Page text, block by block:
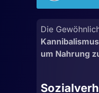
Die
um Nahrung